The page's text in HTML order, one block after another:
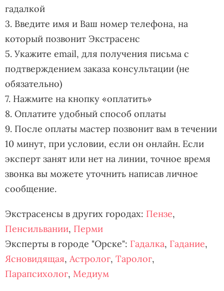
гадалкой
3. Введите имя и Ваш номер телефона, на
который позвонит Экстрасенс
5. Укажите email, для получения письма с
подтверждением заказа консультации (не
обязательно)
7. Нажмите на кнопку «оплатить»
8. Оплатите удобный способ оплаты
9. После оплаты мастер позвонит вам в течении
10 минут, при условии, если он онлайн. Если
эксперт занят или нет на линии, точное время
звонка вы можете уточнить написав личное
сообщение.
Экстрасенсы в других городах: Пензе,
Пенсильвании, Перми
Эксперты в городе "Орске": Гадалка, Гадание,
Ясновидящая, Астролог, Таролог,
Парапсихолог, Медиум